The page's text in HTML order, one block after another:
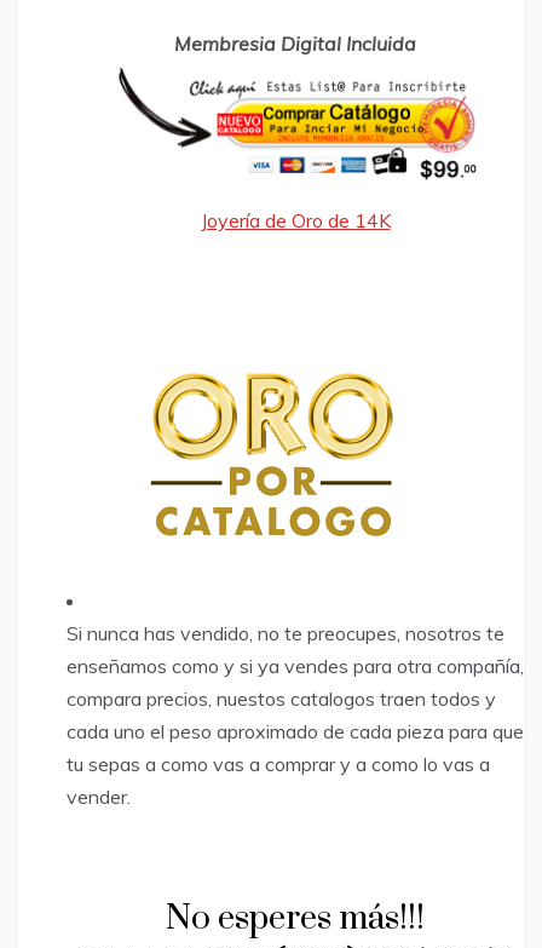
Membresia Digital Incluida
Joyería de Oro de 14K
Si nunca has vendido, no te preocupes, nosotros te
enseñamos como y si ya vendes para otra compañía,
compara precios, nuestos catalogos traen todos y
cada uno el peso aproximado de cada pieza para que
tu sepas a como vas a comprar y a como lo vas a
vender.
​No esperes más!!!